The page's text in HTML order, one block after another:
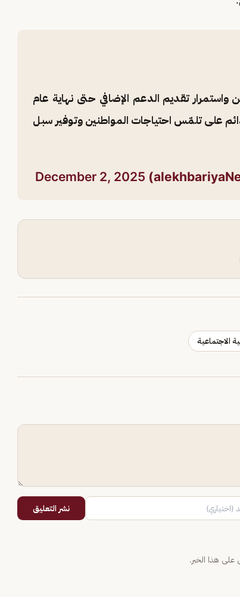
تقديم الدعم الإضافي حتى نهاية عام
على تلمّس احتياجات المواطنين وتوفير سبل
December 2, 2025
الاجتماعية
نشر التعليق
هذا الخبر.